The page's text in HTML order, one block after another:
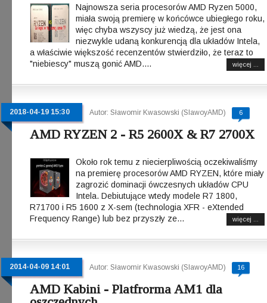
Najnowsza seria procesorów AMD Ryzen 5000,
miała swoją premierę w końcówce ubiegłego roku,
więc chyba wszyscy już wiedzą, że jest ona
niezwykle udaną konkurencją dla układów Intela,
a właściwie większość recenzentów stwierdziło, że teraz to
"niebiescy" muszą gonić AMD....
więcej ...
2018-04-19 15:30 Autor: Sławomir Kwasowski (SlawoyAMD) 6
AMD RYZEN 2 - R5 2600X & R7 2700X
Około rok temu z niecierpliwością oczekiwaliśmy
na premierę procesorów AMD RYZEN, które miały
zagrozić dominacji ówczesnych układów CPU
Intela. Debiutujące wtedy modele R7 1800,
R71700 i R5 1600 z X-sem (technologia XFR - eXtended
Frequency Range) lub bez przyszły ze...
więcej ...
2014-04-09 14:01 Autor: Sławomir Kwasowski (SlawoyAMD) 16
AMD Kabini - Platfrorma AM1 dla